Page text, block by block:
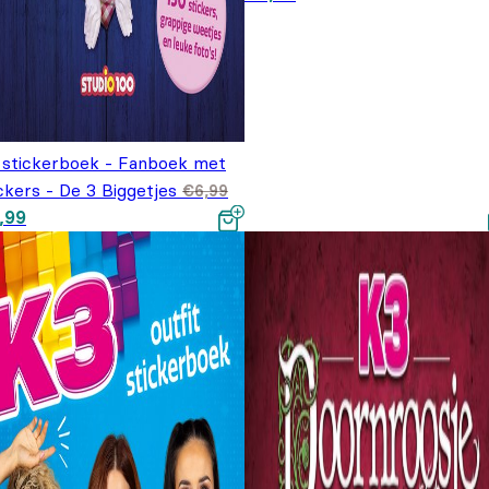
- Fanboek met
- De 3 Biggetjes €6,99
prijs was:
Huidige prijs is: €4,99.
€7,99.